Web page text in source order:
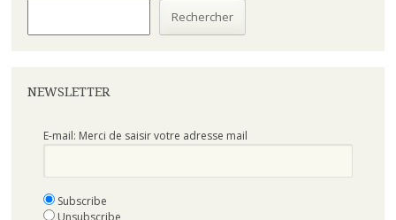
Rechercher
NEWSLETTER
E-mail: Merci de saisir votre adresse mail
Subscribe
Unsubscribe